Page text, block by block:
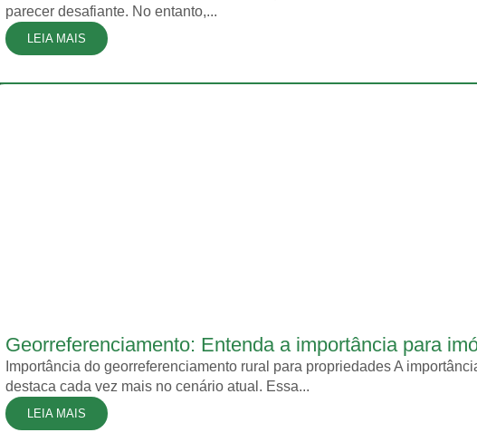
parecer desafiante. No entanto,...
LEIA MAIS
Georreferenciamento: Entenda a importância para
Importância do georreferenciamento rural para propriedades A
destaca cada vez mais no cenário atual. Essa...
LEIA MAIS